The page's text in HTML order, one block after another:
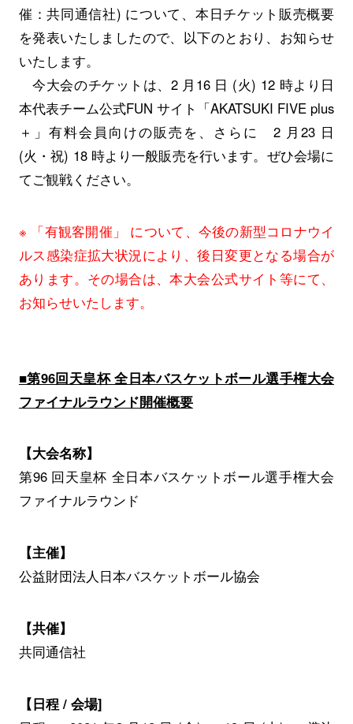
催：共同通信社) について、本日チケット販売概要
を発表いたしましたので、以下のとおり、お知らせ
いたします。
今大会のチケットは、2 月16 日 (火) 12 時より日
本代表チーム公式FUN サイト「AKATSUKI FIVE plus
＋」有料会員向けの販売を、さらに 2 月23 日
(火・祝) 18 時より一般販売を行います。ぜひ会場に
てご観戦ください。
※ 「有観客開催」 について、今後の新型コロナウイ
ルス感染症拡大状況により、後日変更となる場合が
あります。その場合は、本大会公式サイト等にて、
お知らせいたします。
■第96回天皇杯 全日本バスケットボール選手権大会
ファイナルラウンド開催概要
【大会名称】
第96 回天皇杯 全日本バスケットボール選手権大会
ファイナルラウンド
【主催】
公益財団法人日本バスケットボール協会
【共催】
共同通信社
【日程 / 会場]